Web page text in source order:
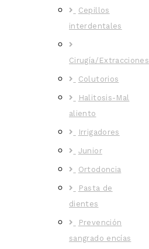
Cepillos
interdentales
Cirugía/Extracciones
Colutorios
Halitosis-Mal
aliento
Irrigadores
Junior
Ortodoncia
Pasta de
dientes
Prevención
sangrado encías